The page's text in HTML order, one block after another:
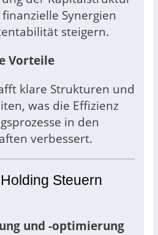
Synergien
steigern.
Vorteile
klare Strukturen und
was die Effizienz
in den
verbessert.
Steuern
und -optimierung